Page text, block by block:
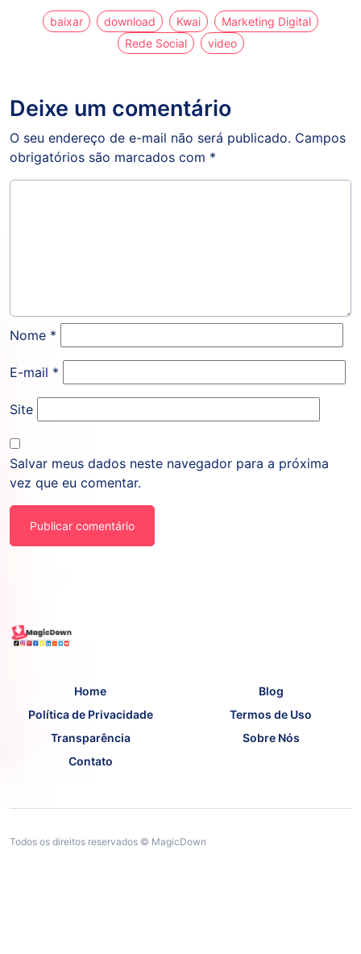
baixar download Kwai
Marketing Digital
Rede Social
video
Deixe um comentário
O seu endereço de e-mail não será publicado. Campos
obrigatórios são marcados com *
Nome *
E-mail *
Site
Salvar meus dados neste navegador para a próxima
vez que eu comentar.
Home
Blog
Política de Privacidade
Termos de Uso
Transparência
Sobre Nós
Contato
Todos os direitos reservados © MagicDown